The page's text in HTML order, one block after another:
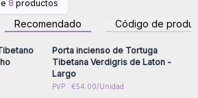
incienso tibetanos de
clientes se quedarán sorprendidos
disponibles:quemador en
colgante clásico, quemador con 6
4 símbolos, quemador colgante con
8 productos
Recomendado Código de
al
para obtener precios al
por mayor
Porta incienso de Tortuga
Tibetana Verdigris de Laton -
Largo
PVP : €54.00/Unidad
Inicie sesión o regístrese